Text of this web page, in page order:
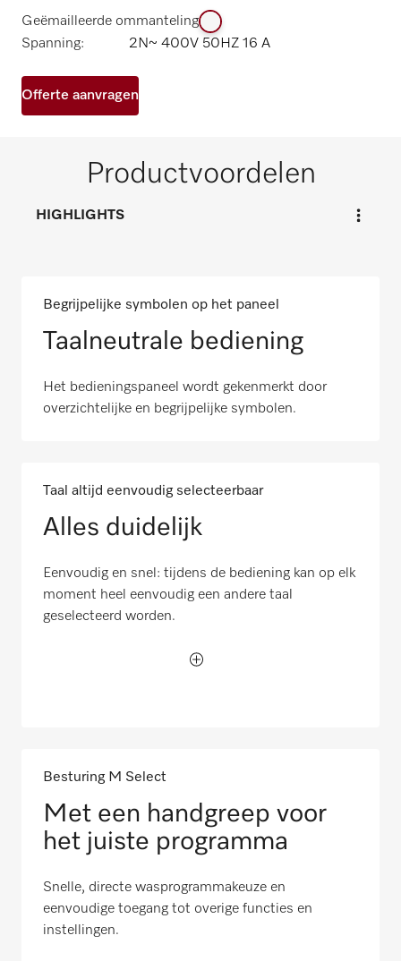
Geëmailleerde ommanteling
Spanning:
2N~ 400V 50HZ 16 A
Offerte aanvragen
Productvoordelen
HIGHLIGHTS
Begrijpelijke symbolen op het paneel
Taalneutrale bediening
Het bedieningspaneel wordt gekenmerkt door
overzichtelijke en begrijpelijke symbolen.
Taal altijd eenvoudig selecteerbaar
Alles duidelijk
Eenvoudig en snel: tijdens de bediening kan op elk
moment heel eenvoudig een andere taal
geselecteerd worden.
Besturing M Select
Met een handgreep voor
het juiste programma
Snelle, directe wasprogrammakeuze en
eenvoudige toegang tot overige functies en
instellingen.